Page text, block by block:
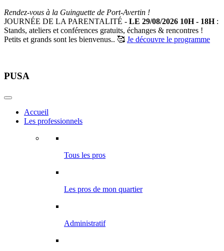
Rendez-vous à la Guinguette de Port-Avertin !
JOURNÉE DE LA PARENTALITÉ - LE 29/08/2026 10H - 18H:
Stands, ateliers et conférences gratuits, échanges & rencontres !
Petits et grands sont les bienvenus.. 🥰 Je découvre le programme
PUSA
Accueil
Les professionnels
Tous les pros
Les pros de mon quartier
Administratif